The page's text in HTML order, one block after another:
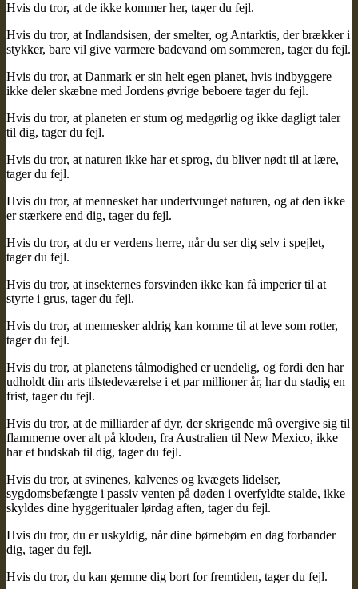
Hvis du tror, at de ikke kommer her, tager du fejl.
Hvis du tror, at Indlandsisen, der smelter, og Antarktis, der brækker i
stykker, bare vil give varmere badevand om sommeren, tager du fejl.
Hvis du tror, at Danmark er sin helt egen planet, hvis indbyggere
ikke deler skæbne med Jordens øvrige beboere tager du fejl.
Hvis du tror, at planeten er stum og medgørlig og ikke dagligt taler
til dig, tager du fejl.
Hvis du tror, at naturen ikke har et sprog, du bliver nødt til at lære,
tager du fejl.
Hvis du tror, at mennesket har undertvunget naturen, og at den ikke
er stærkere end dig, tager du fejl.
Hvis du tror, at du er verdens herre, når du ser dig selv i spejlet,
tager du fejl.
Hvis du tror, at insekternes forsvinden ikke kan få imperier til at
styrte i grus, tager du fejl.
Hvis du tror, at mennesker aldrig kan komme til at leve som rotter,
tager du fejl.
Hvis du tror, at planetens tålmodighed er uendelig, og fordi den har
udholdt din arts tilstedeværelse i et par millioner år, har du stadig en
frist, tager du fejl.
Hvis du tror, at de milliarder af dyr, der skrigende må overgive sig til
flammerne over alt på kloden, fra Australien til New Mexico, ikke
har et budskab til dig, tager du fejl.
Hvis du tror, at svinenes, kalvenes og kvægets lidelser,
sygdomsbefængte i passiv venten på døden i overfyldte stalde, ikke
skyldes dine hyggeritualer lørdag aften, tager du fejl.
Hvis du tror, du er uskyldig, når dine børnebørn en dag forbander
dig, tager du fejl.
Hvis du tror, du kan gemme dig bort for fremtiden, tager du fejl.